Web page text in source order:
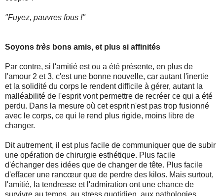
"Fuyez, pauvres fous !"
Soyons très bons amis, et plus si affinités
Par contre, si l'amitié est ou a été présente, en plus de
l'amour 2 et 3, c'est une bonne nouvelle, car autant l'inertie
et la solidité du corps le rendent difficile à gérer, autant la
malléabilité de l'esprit vont permettre de recréer ce qui a été
perdu. Dans la mesure où cet esprit n'est pas trop fusionné
avec le corps, ce qui le rend plus rigide, moins libre de
changer.
Dit autrement, il est plus facile de communiquer que de subir
une opération de chirurgie esthétique. Plus facile
d'échanger des idées que de changer de tête. Plus facile
d'effacer une rancœur que de perdre des kilos. Mais surtout,
l'amitié, la tendresse et l'admiration ont une chance de
survivre au temps, au stress quotidien, aux pathologies